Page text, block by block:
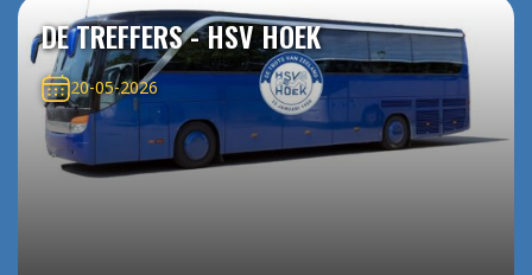
DE TREFFERS - HSV HOEK
20-05-2026